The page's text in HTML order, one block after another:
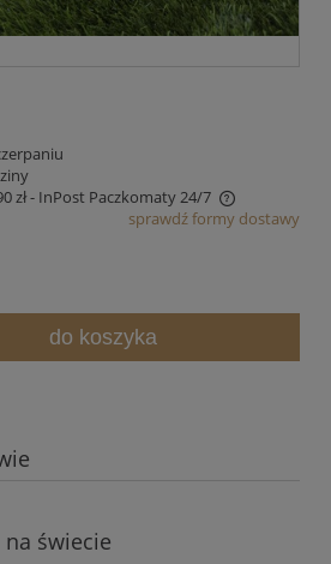
zł- InPost Paczkomaty 24/7
kosztów płatności
sprawdź formy dostawy
do koszyka
na świecie